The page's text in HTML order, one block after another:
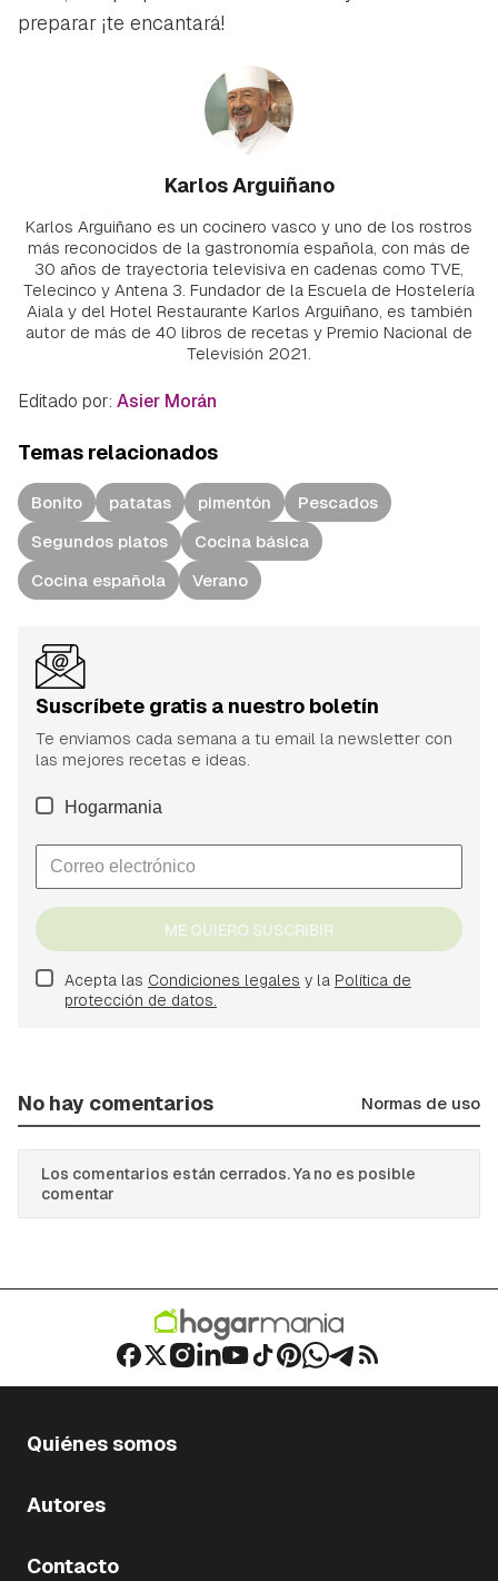
preparar ¡te encantará!
Karlos Arguiñano
Karlos Arguiñano es un cocinero vasco y uno de los rostros
más reconocidos de la gastronomía española, con más de
30 años de trayectoria televisiva en cadenas como TVE,
Telecinco y Antena 3. Fundador de la Escuela de Hostelería
Aiala y del Hotel Restaurante Karlos Arguiñano, es también
autor de más de 40 libros de recetas y Premio Nacional de
Televisión 2021.
Editado por: Asier Morán
Temas relacionados
Bonito patatas pimentón
Pescados
Segundos platos
Cocina básica
Cocina española
Verano
Suscríbete gratis a nuestro boletín
Te enviamos cada semana a tu email la newsletter con
las mejores recetas e ideas.
Hogarmania
ME QUIERO SUSCRIBIR
Acepta las Condiciones legales y la Política de
protección de datos.
No hay comentarios Normas de uso
Los comentarios están cerrados. Ya no es posible
comentar
Quiénes somos
Autores
Contacto